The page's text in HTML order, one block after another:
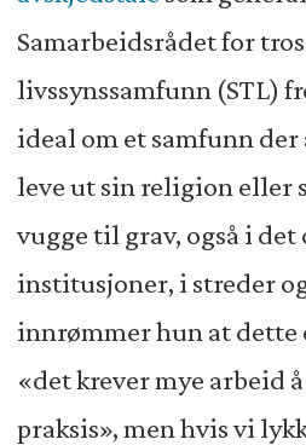
Samarbeidsrådet for
livssynssamfunn (STL)
ideal om et samfunn
leve ut sin religion eller
vugge til grav, også i
institusjoner, i streder
innrømmer hun at dette
«det krever mye arbeid
praksis», men hvis vi